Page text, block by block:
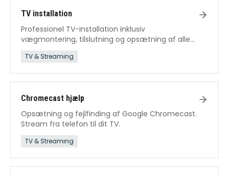
TV installation
Professionel TV-installation inklusiv
vægmontering, tilslutning og opsætning af alle
funktioner.
TV & Streaming
Chromecast hjælp
Opsætning og fejlfinding af Google Chromecast.
Stream fra telefon til dit TV.
TV & Streaming